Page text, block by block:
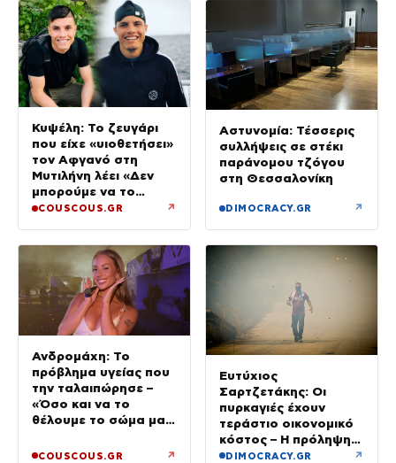
Κυψέλη: Το ζευγάρι
που είχε «υιοθετήσει»
τον Αφγανό στη
Μυτιλήνη λέει «Δεν
μπορούμε να το
πιστέψουμε»
COUSCOUS.GR ↗
Αστυνομία: Τέσσερις
συλλήψεις σε στέκι
παράνομου τζόγου
στη Θεσσαλονίκη
DIMOCRACY.GR ↗
Ανδρομάχη: Το
πρόβλημα υγείας που
την ταλαιπώρησε –
«Όσο και να το
θέλουμε το σώμα μας
COUSCOUS.GR ↗
Ευτύχιος
Σαρτζετάκης: Οι
πυρκαγιές έχουν
τεράστιο οικονομικό
κόστος – Η πρόληψη
κοστίζει λιγότερο από
DIMOCRACY.GR ↗